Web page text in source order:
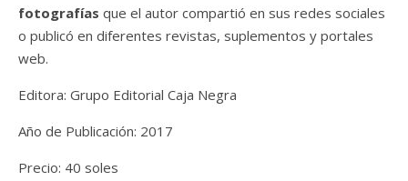
fotografías que el autor compartió en sus redes sociales
o publicó en diferentes revistas, suplementos y portales
web.
Editora: Grupo Editorial Caja Negra
Año de Publicación: 2017
Precio: 40 soles